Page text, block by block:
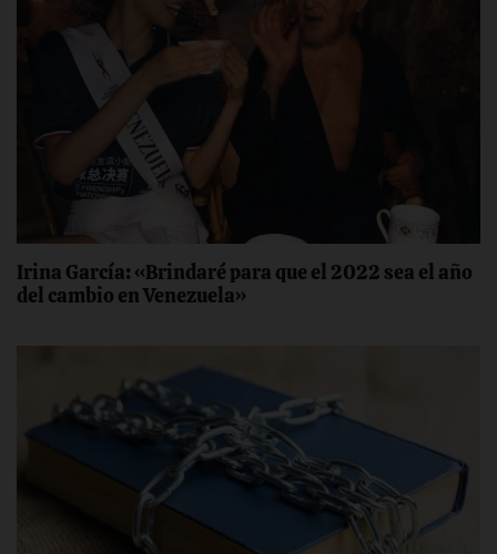
Irina García: «Brindaré para que el 2022 sea el año
del cambio en Venezuela»